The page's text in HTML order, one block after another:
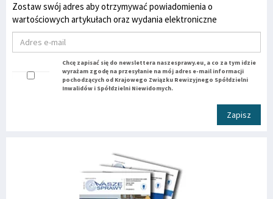
Zostaw swój adres aby otrzymywać powiadomienia o
wartościowych artykułach oraz wydania elektroniczne
Chcę zapisać się do newslettera naszesprawy.eu, a co za tym idzie
wyrażam zgodę na przesyłanie na mój adres e-mail informacji
pochodzących od Krajowego Związku Rewizyjnego Spółdzielni
Inwalidów i Spółdzielni Niewidomych.
Zapisz